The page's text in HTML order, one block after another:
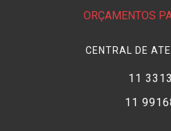
ORÇAMENTOS
CENTRAL DE
11
11